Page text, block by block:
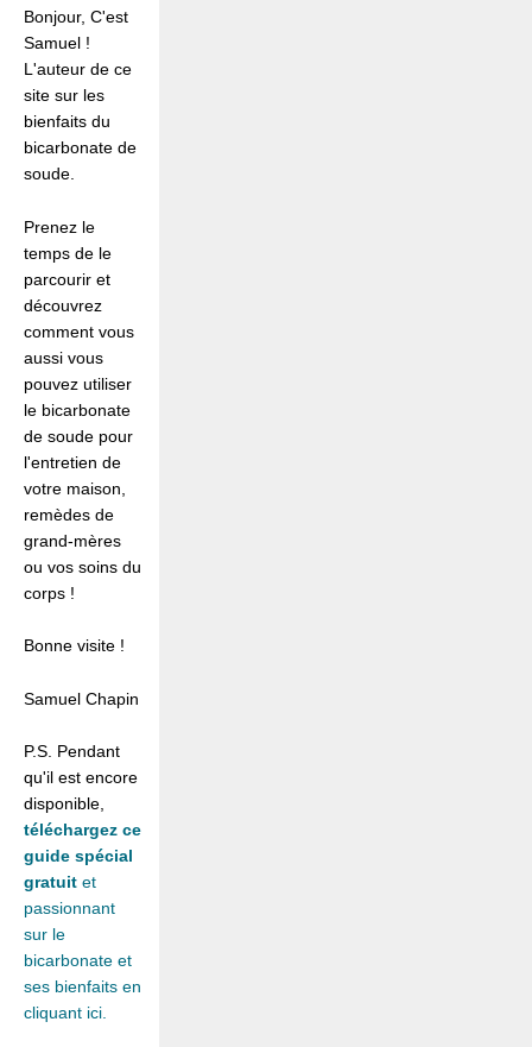
Bonjour, C'est
Samuel !
L'auteur de ce
site sur les
bienfaits du
bicarbonate de
soude.
Prenez le
temps de le
parcourir et
découvrez
comment vous
aussi vous
pouvez utiliser
le bicarbonate
de soude pour
l'entretien de
votre maison,
remèdes de
grand-mères
ou vos soins du
corps !
Bonne visite !
Samuel Chapin
P.S. Pendant
qu'il est encore
disponible,
téléchargez ce
guide spécial
gratuit et
passionnant
sur le
bicarbonate et
ses bienfaits en
cliquant ici.